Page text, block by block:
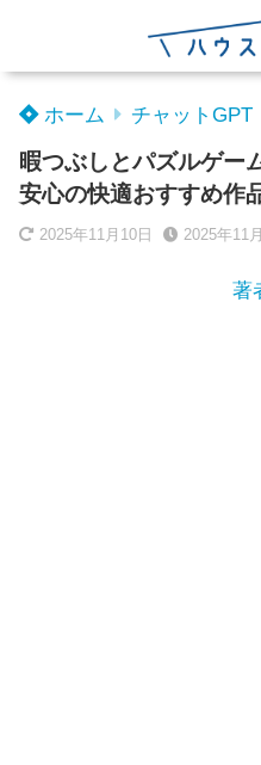
ホーム チャットGPT
暇つぶしとパズルゲー
安心の快適おすすめ作
2025年11月10日 2025年11
著